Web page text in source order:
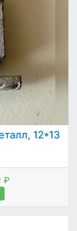
12*13
₽